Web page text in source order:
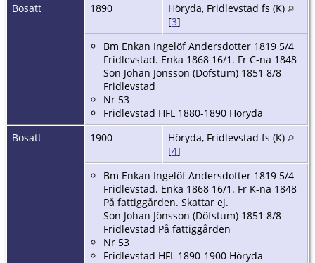
Bosatt
1890
Höryda, Fridlevstad fs (K)
[3]
Bm Enkan Ingelöf Andersdotter 1819 5/4
Fridlevstad. Enka 1868 16/1. Fr C-na 1848
Son Johan Jönsson (Döfstum) 1851 8/8
Fridlevstad
Nr 53
Fridlevstad HFL 1880-1890 Höryda
Bosatt
1900
Höryda, Fridlevstad fs (K)
[4]
Bm Enkan Ingelöf Andersdotter 1819 5/4
Fridlevstad. Enka 1868 16/1. Fr K-na 1848
På fattiggården. Skattar ej.
Son Johan Jönsson (Döfstum) 1851 8/8
Fridlevstad På fattiggården
Nr 53
Fridlevstad HFL 1890-1900 Höryda